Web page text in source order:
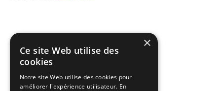
×
Ce site Web utilise des
cookies
Notre site Web utilise des cookies pour
améliorer l'expérience utilisateur. En